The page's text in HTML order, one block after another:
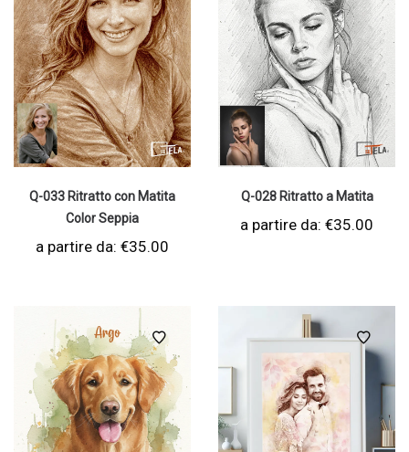
Q-033 Ritratto con Matita
Color Seppia
a partire da: €35.00
Q-028 Ritratto a Matita
a partire da: €35.00